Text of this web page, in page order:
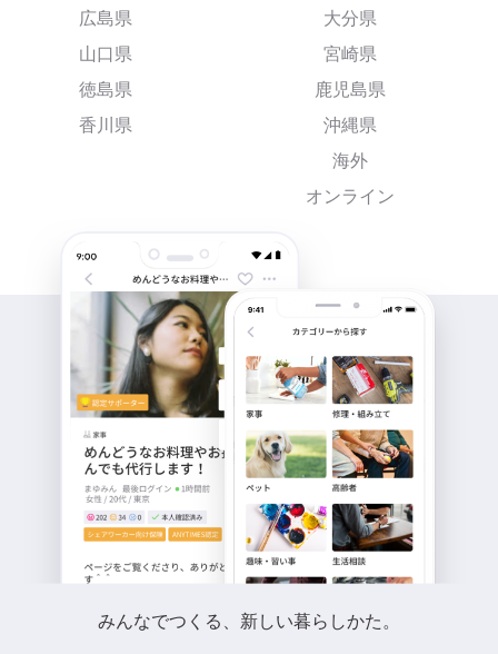
広島県
山口県
徳島県
香川県
大分県
宮崎県
鹿児島県
沖縄県
海外
オンライン
みんなでつくる、新しい暮らしかた。